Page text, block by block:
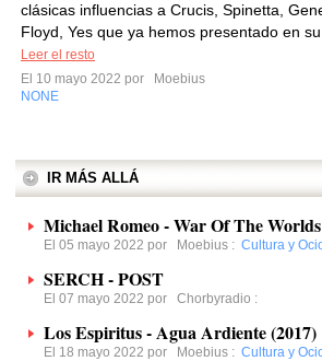
clásicas influencias a Crucis, Spinetta,
Floyd, Yes que ya hemos presentado en su
Leer el resto
El 10 mayo 2022 por
Moebius
NONE
IR MÁS ALLÁ
Michael Romeo - War Of The
El 05 mayo 2022 por Moebius : Cultura y
SERCH - POST
El 07 mayo 2022 por Chorbyradio :
Los Espiritus - Agua Ardiente (2017)
El 18 mayo 2022 por Moebius : Cultura y